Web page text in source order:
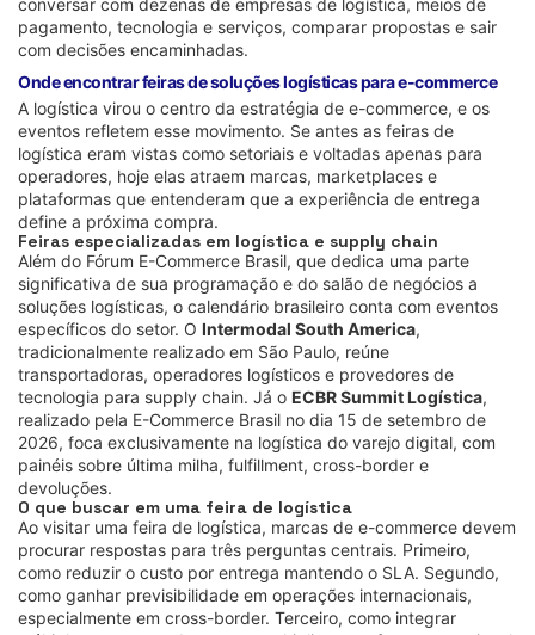
conversar com dezenas de empresas de logística, meios de
pagamento, tecnologia e serviços, comparar propostas e sair
com decisões encaminhadas.
Onde encontrar feiras de soluções logísticas para e-commerce
A logística virou o centro da estratégia de e-commerce, e os
eventos refletem esse movimento. Se antes as feiras de
logística eram vistas como setoriais e voltadas apenas para
operadores, hoje elas atraem marcas, marketplaces e
plataformas que entenderam que a experiência de entrega
define a próxima compra.
Feiras especializadas em logística e supply chain
Além do Fórum E-Commerce Brasil, que dedica uma parte
significativa de sua programação e do salão de negócios a
soluções logísticas, o calendário brasileiro conta com eventos
específicos do setor. O Intermodal South America,
tradicionalmente realizado em São Paulo, reúne
transportadoras, operadores logísticos e provedores de
tecnologia para supply chain. Já o ECBR Summit Logística,
realizado pela E-Commerce Brasil no dia 15 de setembro de
2026, foca exclusivamente na logística do varejo digital, com
painéis sobre última milha, fulfillment, cross-border e
devoluções.
O que buscar em uma feira de logística
Ao visitar uma feira de logística, marcas de e-commerce devem
procurar respostas para três perguntas centrais. Primeiro,
como reduzir o custo por entrega mantendo o SLA. Segundo,
como ganhar previsibilidade em operações internacionais,
especialmente em cross-border. Terceiro, como integrar